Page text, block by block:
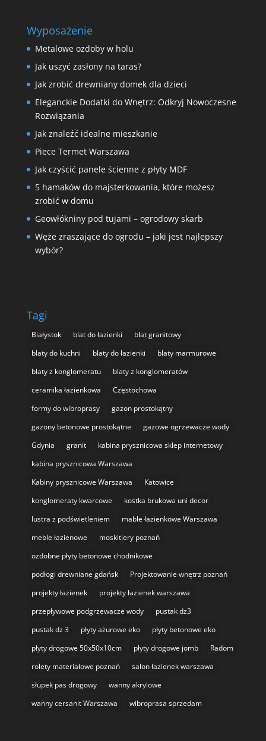
Wyposażenie
Metalowe ozdoby w holu
Jak uszyć zasłony na taras?
Jak zrobić drewniany domek dla dzieci
Eleganckie Dodatki do Wnętrz: Odkryj Nowoczesne
Rozwiązania
Jak znaleźć idealne mieszkanie
Piece Termet Warszawa
Jak czyścić panele ścienne z płyty MDF
5 hamaków do majsterkowania, które możesz
zrobić w domu
Geowłókniny pod tujami – ogrodowy skarb
Węże zraszające do ogrodu – jaki jest najlepszy
wybór?
Tagi
Białystok blat do łazienki
blat granitowy
blaty do kuchni
blaty do łazienki
blaty marmurowe
blaty z konglomeratu
blaty z konglomeratów
ceramika łazienkowa
Częstochowa
formy do wibroprasy
gazon prostokątny
gazony betonowe prostokątne
gazowe ogrzewacze wody
Gdynia
granit
kabina prysznicowa sklep internetowy
kabina prysznicowa Warszawa
Kabiny prysznicowe Warszawa
Katowice
konglomeraty kwarcowe
kostka brukowa uni decor
lustra z podświetleniem
mable łazienkowe Warszawa
meble łazienowe
moskitiery poznań
ozdobne płyty betonowe chodnikowe
podłogi drewniane gdańsk
Projektowanie wnętrz poznań
projekty łazienek
projekty łazienek warszawa
przepływowe podgrzewacze wody
pustak dz3
pustak dz 3
płyty ażurowe eko
płyty betonowe eko
płyty drogowe 50x50x10cm
płyty drogowe jomb
Radom
rolety materiałowe poznań
salon łazienek warszawa
słupek pas drogowy
wanny akrylowe
wanny cersanit Warszawa
wibroprasa sprzedam